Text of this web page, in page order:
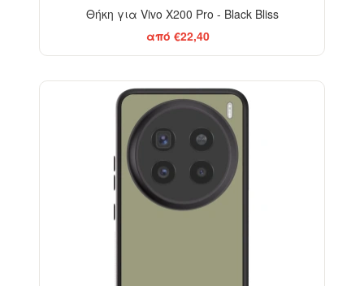
Θήκη για Vivo X200 Pro - Black Bliss
από €22,40